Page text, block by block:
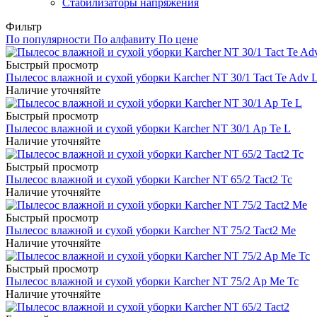
Фильтр
По популярности По алфавиту По цене
Быстрый просмотр
Пылесос влажной и сухой уборки Karcher NT 30/1 Tact Te Adv
Наличие уточняйте
Быстрый просмотр
Пылесос влажной и сухой уборки Karcher NT 30/1 Ap Te L
Наличие уточняйте
Быстрый просмотр
Пылесос влажной и сухой уборки Karcher NT 65/2 Tact2 Tc
Наличие уточняйте
Быстрый просмотр
Пылесос влажной и сухой уборки Karcher NT 75/2 Tact2 Me
Наличие уточняйте
Быстрый просмотр
Пылесос влажной и сухой уборки Karcher NT 75/2 Ap Me Tc
Наличие уточняйте